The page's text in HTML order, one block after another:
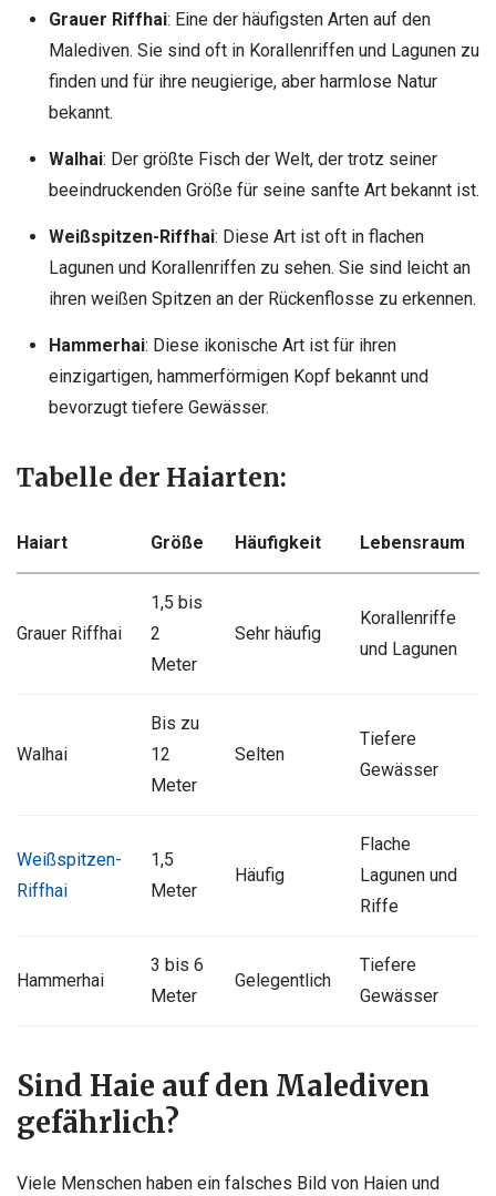
Grauer Riffhai: Eine der häufigsten Arten auf den
Malediven. Sie sind oft in Korallenriffen und Lagunen zu
finden und für ihre neugierige, aber harmlose Natur
bekannt.
Walhai: Der größte Fisch der Welt, der trotz seiner
beeindruckenden Größe für seine sanfte Art bekannt ist.
Weißspitzen-Riffhai: Diese Art ist oft in flachen
Lagunen und Korallenriffen zu sehen. Sie sind leicht an
ihren weißen Spitzen an der Rückenflosse zu erkennen.
Hammerhai: Diese ikonische Art ist für ihren
einzigartigen, hammerförmigen Kopf bekannt und
bevorzugt tiefere Gewässer.
Tabelle der Haiarten:
Haiart Größe Häufigkeit Lebensraum
Grauer Riffhai
1,5 bis
2
Meter
Sehr häufig
Korallenriffe
und Lagunen
Walhai
Bis zu
12
Meter
Selten
Tiefere
Gewässer
Weißspitzen-
Riffhai
1,5
Meter
Häufig
Flache
Lagunen und
Riffe
Hammerhai
3 bis 6
Meter
Gelegentlich
Tiefere
Gewässer
Sind Haie auf den Malediven
gefährlich?
Viele Menschen haben ein falsches Bild von Haien und